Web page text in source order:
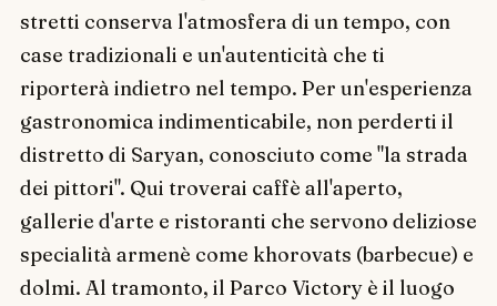
stretti conserva l'atmosfera di un tempo, con
case tradizionali e un'autenticità che ti
riporterà indietro nel tempo. Per un'esperienza
gastronomica indimenticabile, non perderti il
distretto di Saryan, conosciuto come "la strada
dei pittori". Qui troverai caffè all'aperto,
gallerie d'arte e ristoranti che servono deliziose
specialità armenè come khorovats (barbecue) e
dolmi. Al tramonto, il Parco Victory è il luogo